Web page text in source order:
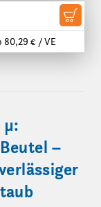
80,29 € / VE
eine VE erhöhen
µ:
–